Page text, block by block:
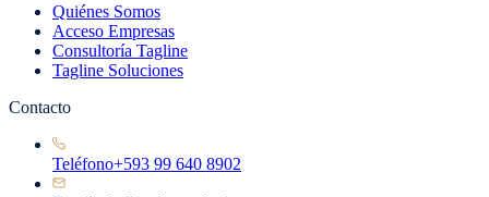
Quiénes Somos
Acceso Empresas
Consultoría Tagline
Tagline Soluciones
Contacto
Teléfono+593 99 640 8902